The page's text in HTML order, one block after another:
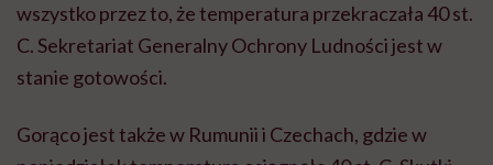
wszystko przez to, że temperatura przekraczała 40 st.
C. Sekretariat Generalny Ochrony Ludności jest w
stanie gotowości.
Gorąco jest także w Rumunii i Czechach, gdzie w